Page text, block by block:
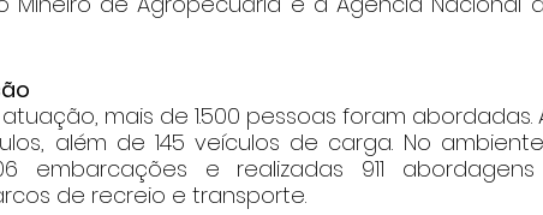
mais de 1.500 pessoas foram abordadas.
além de 145 veículos de carga. No
embarcações e realizadas 911
de recreio e transporte.